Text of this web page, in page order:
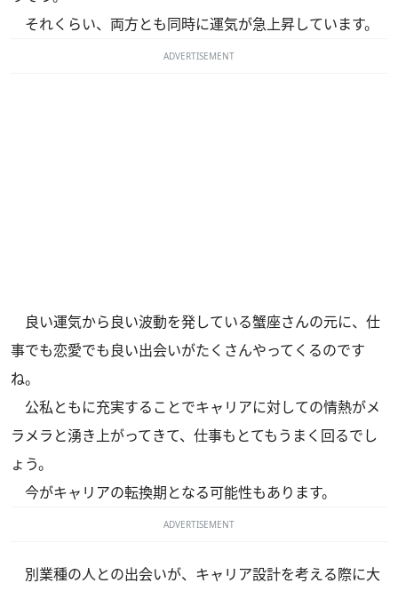
それくらい、両方とも同時に運気が急上昇しています。
ADVERTISEMENT
良い運気から良い波動を発している蟹座さんの元に、仕
事でも恋愛でも良い出会いがたくさんやってくるのです
ね。
公私ともに充実することでキャリアに対しての情熱がメ
ラメラと湧き上がってきて、仕事もとてもうまく回るでし
ょう。
今がキャリアの転換期となる可能性もあります。
ADVERTISEMENT
別業種の人との出会いが、キャリア設計を考える際に大